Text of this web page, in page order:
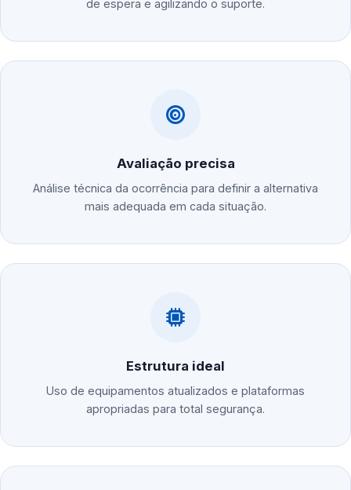
de espera e agilizando o suporte.
Avaliação precisa
Análise técnica da ocorrência para definir a alternativa
mais adequada em cada situação.
Estrutura ideal
Uso de equipamentos atualizados e plataformas
apropriadas para total segurança.